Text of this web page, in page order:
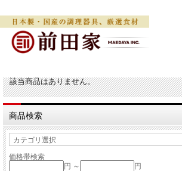
該当商品はありません。
商品検索
価格帯検索
円 ～
円